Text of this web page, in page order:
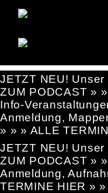
JETZT NEU!
ZUM PODCAST »
Info-
Anmeldung,
» » » ALLE
JETZT NEU!
ZUM PODCAST »
Anmeldung,
TERMINE HIER » »